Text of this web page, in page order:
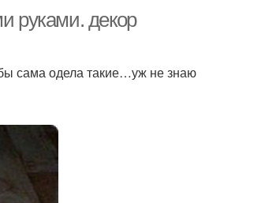
руками. декор
сама одела такие…уж не знаю